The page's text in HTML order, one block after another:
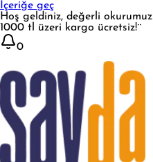
İçeriğe geç
Hoş geldiniz, değerli okurumuz
1000 tl üzeri kargo ücretsiz!¨
0